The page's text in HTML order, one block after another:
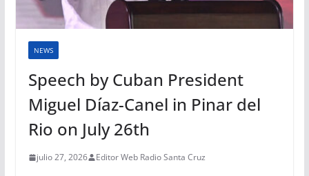
NEWS
Speech by Cuban President
Miguel Díaz-Canel in Pinar del
Rio on July 26th
julio 27, 2026 Editor Web Radio Santa Cruz